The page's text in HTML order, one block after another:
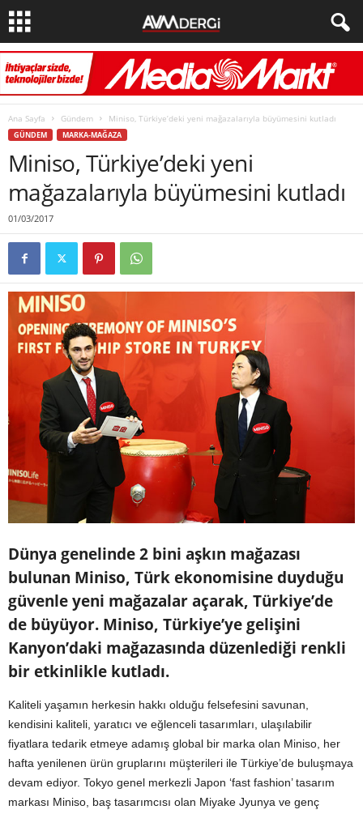
Ana Sayfa Gündem Miniso, Türkiye’deki yeni mağazalarıyla büyümesini kutladı
GÜNDEM MARKA-MAĞAZA
Miniso, Türkiye’deki yeni
mağazalarıyla büyümesini kutladı
01/03/2017
Dünya genelinde 2 bini aşkın mağazası
bulunan Miniso, Türk ekonomisine duyduğu
güvenle yeni mağazalar açarak, Türkiye’de
de büyüyor. Miniso, Türkiye’ye gelişini
Kanyon’daki mağazasında düzenlediği renkli
bir etkinlikle kutladı.
Kaliteli yaşamın herkesin hakkı olduğu felsefesini savunan,
kendisini kaliteli, yaratıcı ve eğlenceli tasarımları, ulaşılabilir
fiyatlara tedarik etmeye adamış global bir marka olan Miniso, her
hafta yenilenen ürün gruplarını müşterileri ile Türkiye’de buluşmaya
devam ediyor. Tokyo genel merkezli Japon ‘fast fashion’ tasarım
markası Miniso, baş tasarımcısı olan Miyake Jyunya ve genç